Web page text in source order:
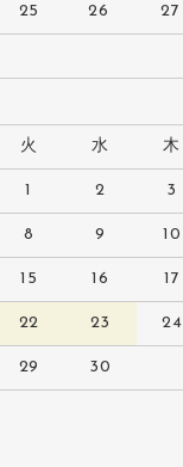
25 26 27
火 水 木
1 2 3
8 9 10
15 16 17
22 23 24
29 30